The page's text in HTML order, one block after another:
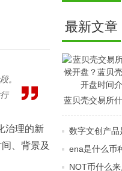
。
治理的新
、背景及
最新文章
蓝贝壳交易所
盘时间介
数字文创产
几种形态？
ena是什么币
NOT币什么